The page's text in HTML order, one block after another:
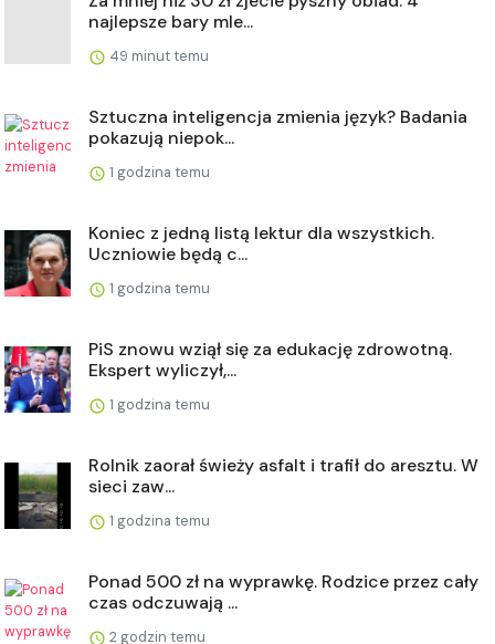
najlepsze bary mle...
49 minut temu
Sztuczna inteligencja zmienia język? Badania
pokazują niepok...
1 godzina temu
Koniec z jedną listą lektur dla wszystkich.
Uczniowie będą c...
1 godzina temu
PiS znowu wziął się za edukację zdrowotną.
Ekspert wyliczył,...
1 godzina temu
Rolnik zaorał świeży asfalt i trafił do aresztu. W
sieci zaw...
1 godzina temu
Ponad 500 zł na wyprawkę. Rodzice przez cały
czas odczuwają ...
2 godzin temu